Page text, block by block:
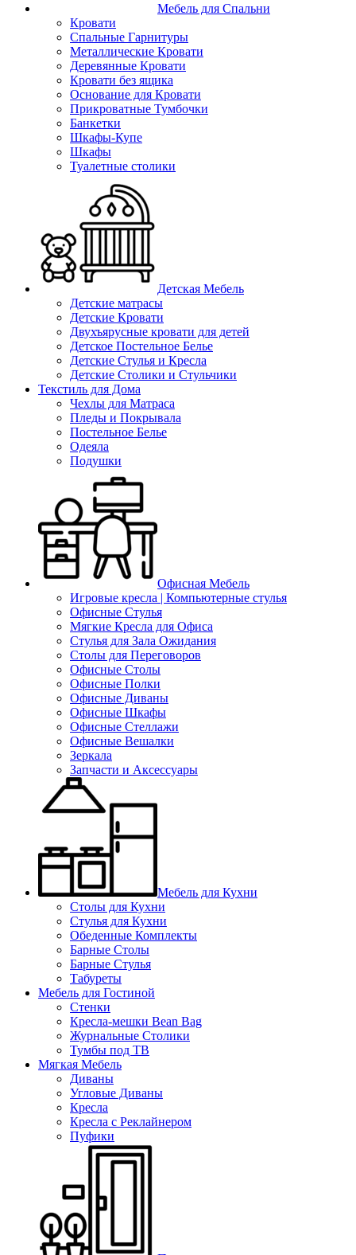
Мебель для Спальни
Кровати
Спальные Гарнитуры
Металлические Кровати
Деревянные Кровати
Кровати без ящика
Основание для Кровати
Прикроватные Тумбочки
Банкетки
Шкафы-Купе
Шкафы
Туалетные столики
Детская Мебель
Детские матрасы
Детские Кровати
Двухъярусные кровати для детей
Детское Постельное Белье
Детские Стулья и Кресла
Детские Столики и Стульчики
Текстиль для Дома
Чехлы для Матраса
Пледы и Покрывала
Постельное Белье
Одеяла
Подушки
Офисная Мебель
Игровые кресла | Компьютерные стулья
Офисные Стулья
Мягкие Кресла для Офиса
Стулья для Зала Ожидания
Столы для Переговоров
Офисные Столы
Офисные Полки
Офисные Диваны
Офисные Шкафы
Офисные Стеллажи
Офисные Вешалки
Зеркала
Запчасти и Аксессуары
Мебель для Кухни
Столы для Кухни
Стулья для Кухни
Обеденные Комплекты
Барные Столы
Барные Стулья
Табуреты
Мебель для Гостиной
Стенки
Кресла-мешки Bean Bag
Журнальные Столики
Тумбы под ТВ
Мягкая Мебель
Диваны
Угловые Диваны
Кресла
Кресла с Реклайнером
Пуфики